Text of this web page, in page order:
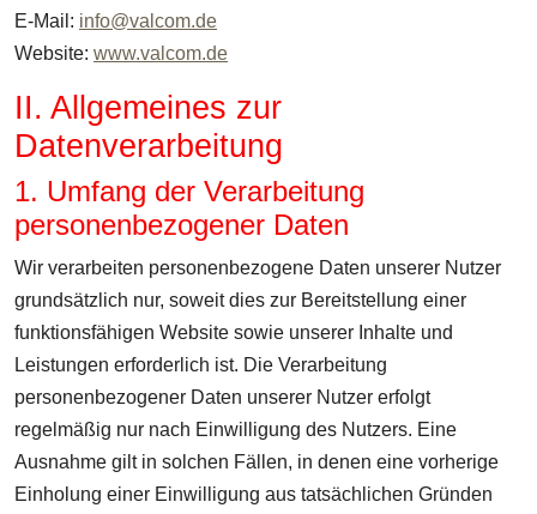
E-Mail: info@valcom.de
Website: www.valcom.de
II. Allgemeines zur
Datenverarbeitung
1. Umfang der Verarbeitung
personenbezogener Daten
Wir verarbeiten personenbezogene Daten unserer Nutzer
grundsätzlich nur, soweit dies zur Bereitstellung einer
funktionsfähigen Website sowie unserer Inhalte und
Leistungen erforderlich ist. Die Verarbeitung
personenbezogener Daten unserer Nutzer erfolgt
regelmäßig nur nach Einwilligung des Nutzers. Eine
Ausnahme gilt in solchen Fällen, in denen eine vorherige
Einholung einer Einwilligung aus tatsächlichen Gründen